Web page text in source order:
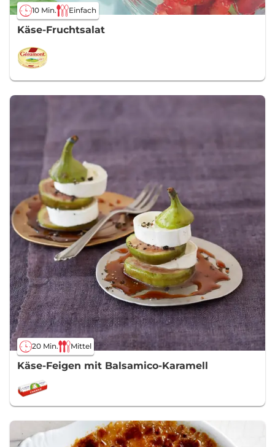
10 Min. Einfach
Käse-Fruchtsalat
20 Min. Mittel
Käse-Feigen mit Balsamico-Karamell